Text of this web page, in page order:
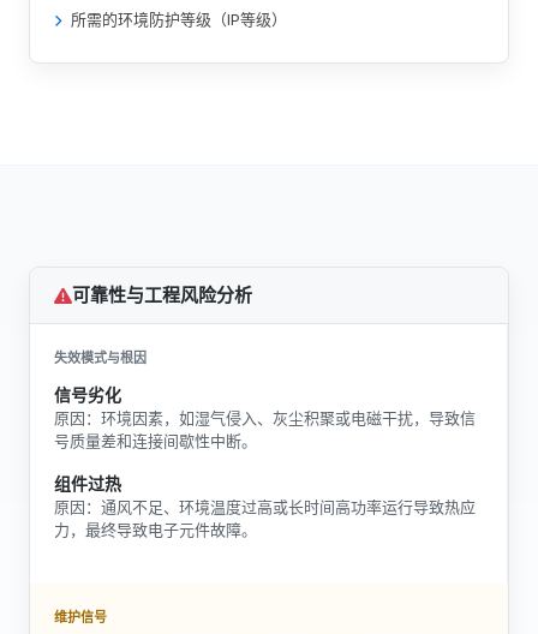
所需的环境防护等级（IP等级）
可靠性与工程风险分析
失效模式与根因
信号劣化
原因：环境因素，如湿气侵入、灰尘积聚或电磁干扰，导致信
号质量差和连接间歇性中断。
组件过热
原因：通风不足、环境温度过高或长时间高功率运行导致热应
力，最终导致电子元件故障。
维护信号